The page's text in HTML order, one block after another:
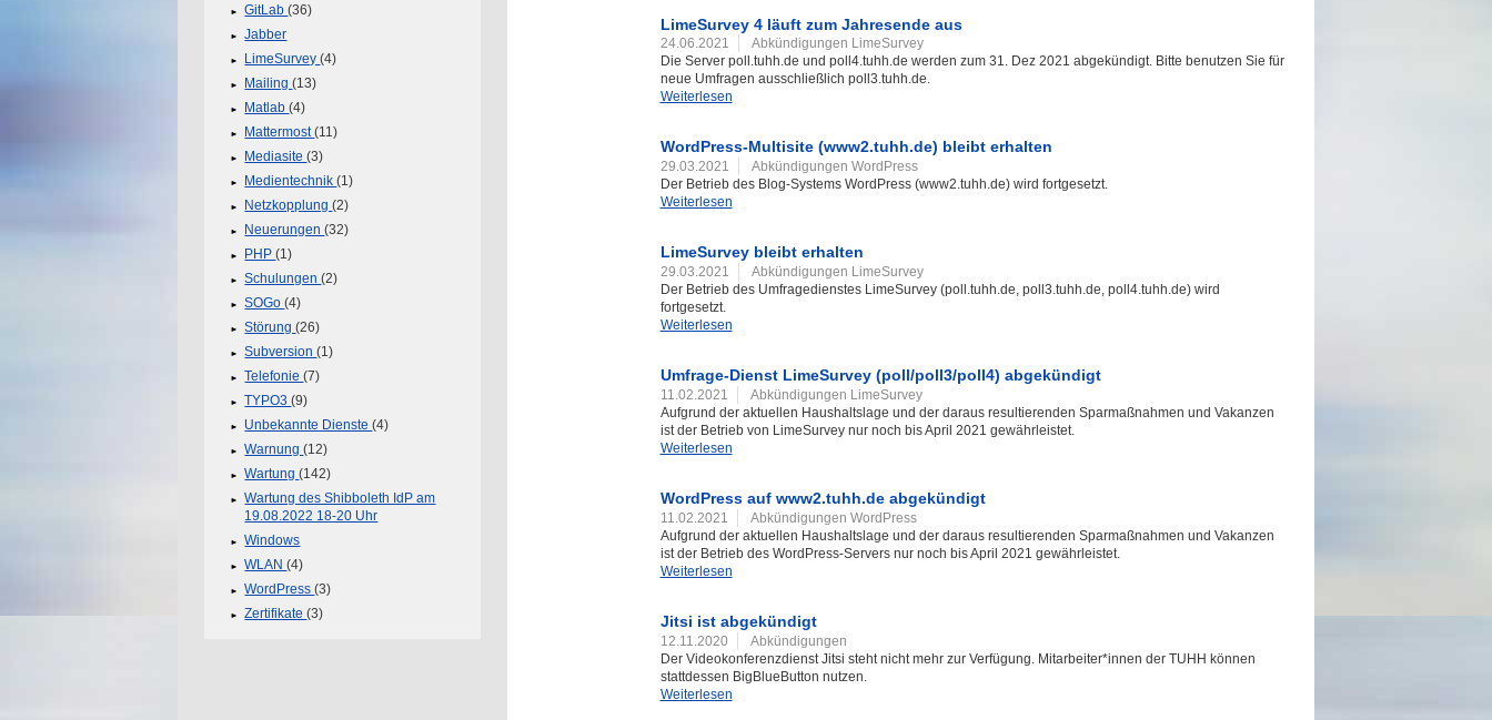
LimeSurvey 4 läuft zum Jahresende aus
24.06.2021
Abkündigungen LimeSurvey
Die Server poll.tuhh.de und poll4.tuhh.de werden zum 31. Dez 2021 abgekündigt. Bitte benutzen Sie für
neue Umfragen ausschließlich poll3.tuhh.de.
Weiterlesen
WordPress-Multisite (www2.tuhh.de) bleibt erhalten
29.03.2021
Abkündigungen WordPress
Der Betrieb des Blog-Systems WordPress (www2.tuhh.de) wird fortgesetzt.
Weiterlesen
LimeSurvey bleibt erhalten
29.03.2021
Abkündigungen LimeSurvey
Der Betrieb des Umfragedienstes LimeSurvey (poll.tuhh.de, poll3.tuhh.de, poll4.tuhh.de) wird
fortgesetzt.
Weiterlesen
Umfrage-Dienst LimeSurvey (poll/poll3/poll4) abgekündigt
11.02.2021
Abkündigungen LimeSurvey
Aufgrund der aktuellen Haushaltslage und der daraus resultierenden Sparmaßnahmen und Vakanzen
ist der Betrieb von LimeSurvey nur noch bis April 2021 gewährleistet.
Weiterlesen
WordPress auf www2.tuhh.de abgekündigt
11.02.2021
Abkündigungen WordPress
Aufgrund der aktuellen Haushaltslage und der daraus resultierenden Sparmaßnahmen und Vakanzen
ist der Betrieb des WordPress-Servers nur noch bis April 2021 gewährleistet.
Weiterlesen
Jitsi ist abgekündigt
12.11.2020
Abkündigungen
Der Videokonferenzdienst Jitsi steht nicht mehr zur Verfügung. Mitarbeiter*innen der TUHH können
stattdessen BigBlueButton nutzen.
Weiterlesen
GitLab(36)
Jabber
LimeSurvey(4)
Mailing(13)
Matlab(4)
Mattermost(11)
Mediasite(3)
Medientechnik(1)
Netzkopplung(2)
Neuerungen(32)
PHP(1)
Schulungen(2)
SOGo(4)
Störung(26)
Subversion(1)
Telefonie(7)
TYPO3(9)
Unbekannte Dienste(4)
Warnung(12)
Wartung(142)
Wartung des Shibboleth IdP am
19.08.2022 18-20 Uhr
Windows
WLAN(4)
WordPress(3)
Zertifikate(3)